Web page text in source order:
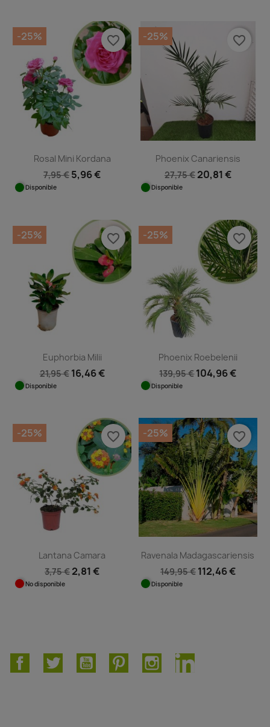
Rosal Mini Kordana
7,95 € 5,96 €
Disponible
-25% favorite_border
Phoenix Canariensis
27,75 € 20,81 €
Disponible
-25% favorite_border
Euphorbia Milii
21,95 € 16,46 €
Disponible
-25% favorite_border
Phoenix Roebelenii
139,95 €104,96 €
Disponible
-25% favorite_border
Lantana Camara
3,75 € 2,81 €
No disponible
-25% favorite_border
Ravenala Madagascariensis
149,95 € 112,46 €
Disponible
-25% favorite_border
FacebookTwitter YouTube PinterestInstagramLinkedIn